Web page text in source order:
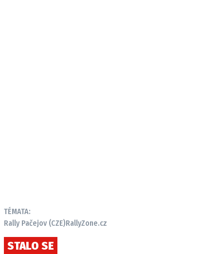
TÉMATA:
Rally Pačejov (CZE)RallyZone.cz
STALO SE